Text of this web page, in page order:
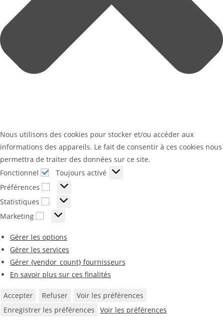
Nous utilisons des cookies pour stocker et/ou accéder aux
informations des appareils. Le fait de consentir à ces cookies nous
permettra de traiter des données sur ce site.
Fonctionnel
Toujours activé
Préférences
Statistiques
Marketing
Gérer les options
Gérer les services
Gérer {vendor_count} fournisseurs
En savoir plus sur ces finalités
Accepter Refuser
Voir les préférences
Enregistrer les préférences
Voir les préférences